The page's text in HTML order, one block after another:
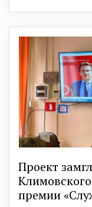
Проект
премии